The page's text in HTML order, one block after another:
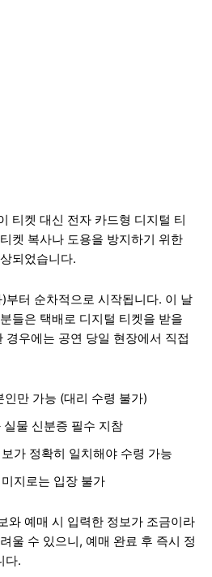
티켓 대신 전자 카드형 디지털 티
켓 복사나 도용을 방지하기 위한
되었습니다.
부터 순차적으로 시작됩니다. 이 날
들은 택배로 디지털 티켓을 받을
경우에는 공연 당일 현장에서 직접
만 가능 (대리 수령 불가)
물 신분증 필수 지참
가 정확히 일치해야 수령 가능
지로는 입장 불가
와 예매 시 입력한 정보가 조금이라
울 수 있으니, 예매 완료 후 즉시 정
다.